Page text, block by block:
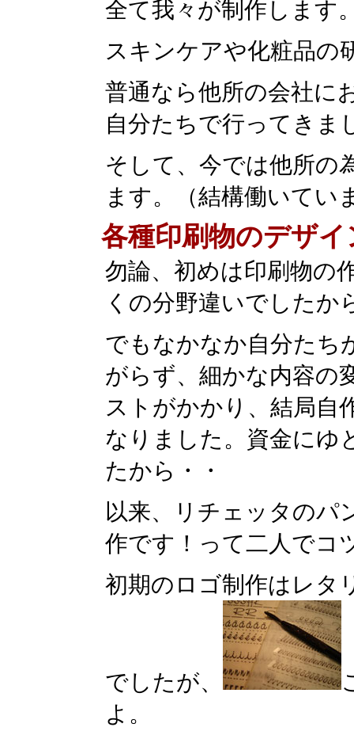
全て我々が制作します
スキンケアや化粧品の
普通なら他所の会社に
自分たちで行ってきま
そして、今では他所の
ます。（結構働いてい
各種印刷物のデザ
勿論、初めは印刷物の
くの分野違いでしたか
でもなかなか自分たち
がらず、細かな内容の
ストがかかり、結局自
なりました。資金にゆ
たから・・
以来、リチェッタのパ
作です！って二人でコ
初期のロゴ制作はレタ
でしたが、
よ。